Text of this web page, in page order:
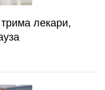
лекари,